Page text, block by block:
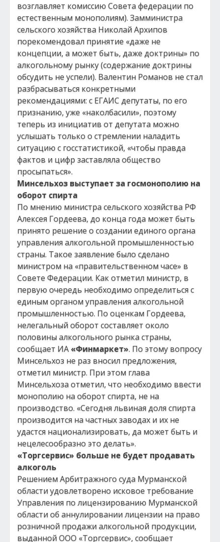
возглавляет комиссию Совета федерации по
естественным монополиям). Замминистра
сельского хозяйства Николай Архипов
порекомендовал принятие «даже не
концепции, а может быть, даже доктрины» по
алкогольному рынку (содержание доктрины
обсудить не успели). Валентин Романов не стал
разбрасываться конкретными
рекомендациями: с ЕГАИС депутаты, по его
признанию, уже «наколбасили», поэтому
теперь из инициатив от депутата можно
услышать только о стремлении наладить
ситуацию с госстатистикой, «чтобы правда
фактов и цифр заставляла общество
просыпаться».
Минсельхоз выступает за госмонополию на
оборот спирта
По мнению министра сельского хозяйства РФ
Алексея Гордеева, до конца года может быть
принято решение о создании единого органа
управления алкогольной промышленностью
страны. Такое заявление было сделано
министром на «правительственном часе» в
Совете Федерации. Как отметил министр, в
первую очередь необходимо определиться с
единым органом управления алкогольной
промышленностью. По оценкам Гордеева,
нелегальный оборот составляет около
половины алкогольного рынка страны,
сообщает ИА «Финмаркет». По этому вопросу
Минсельхоз не раз вносил предложения,
отметил министр. При этом глава
Минсельхоза отметил, что необходимо ввести
монополию на оборот спирта, не на
производство. «Сегодня львиная доля спирта
производится на частных заводах и их не
удастся национализировать, да может быть и
нецелесообразно это делать».
«Торгсервис» больше не будет продавать
алкоголь
Решением Арбитражного суда Мурманской
области удовлетворено исковое требование
Управления по лицензированию Мурманской
области об аннулировании лицензии на право
розничной продажи алкогольной продукции,
выданной ООО «Торгсервис», сообщает